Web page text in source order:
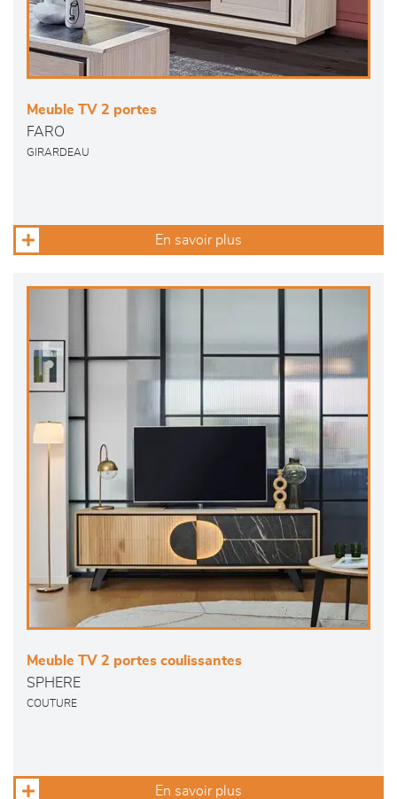
Meuble TV 2 portes
FARO
GIRARDEAU
En savoir plus
Meuble TV 2 portes coulissantes
SPHERE
COUTURE
En savoir plus